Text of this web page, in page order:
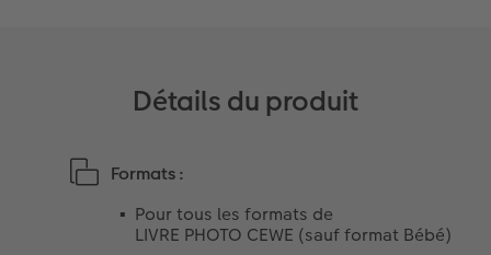
Détails du produit
Formats :
Pour tous les formats de
LIVRE PHOTO CEWE (sauf format Bébé)